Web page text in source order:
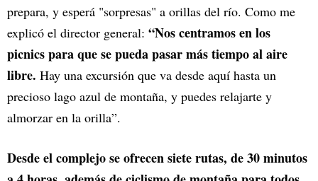
prepara, y esperá "sorpresas" a orillas del río. Como me
explicó el director general: “Nos centramos en los
picnics para que se pueda pasar más tiempo al aire
libre. Hay una excursión que va desde aquí hasta un
precioso lago azul de montaña, y puedes relajarte y
almorzar en la orilla”.
Desde el complejo se ofrecen siete rutas, de 30 minutos